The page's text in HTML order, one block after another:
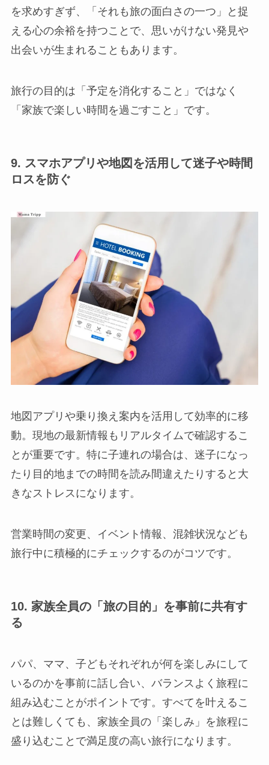
を求めすぎず、「それも旅の面白さの一つ」と捉
える心の余裕を持つことで、思いがけない発見や
出会いが生まれることもあります。
旅行の目的は「予定を消化すること」ではなく
「家族で楽しい時間を過ごすこと」です。
9. スマホアプリや地図を活用して迷子や時間
ロスを防ぐ
地図アプリや乗り換え案内を活用して効率的に移
動。現地の最新情報もリアルタイムで確認するこ
とが重要です。特に子連れの場合は、迷子になっ
たり目的地までの時間を読み間違えたりすると大
きなストレスになります。
営業時間の変更、イベント情報、混雑状況なども
旅行中に積極的にチェックするのがコツです。
10. 家族全員の「旅の目的」を事前に共有す
る
パパ、ママ、子どもそれぞれが何を楽しみにして
いるのかを事前に話し合い、バランスよく旅程に
組み込むことがポイントです。すべてを叶えるこ
とは難しくても、家族全員の「楽しみ」を旅程に
盛り込むことで満足度の高い旅行になります。